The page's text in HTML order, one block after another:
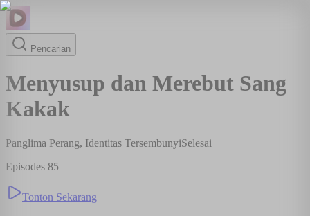
Pencarian
Menyusup dan Merebut Sang
Kakak
Panglima Perang, Identitas TersembunyiSelesai
Episodes 85
Tonton Sekarang